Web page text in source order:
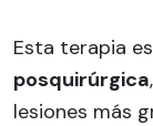
Esta terapia es
posquirúrgica
lesiones más